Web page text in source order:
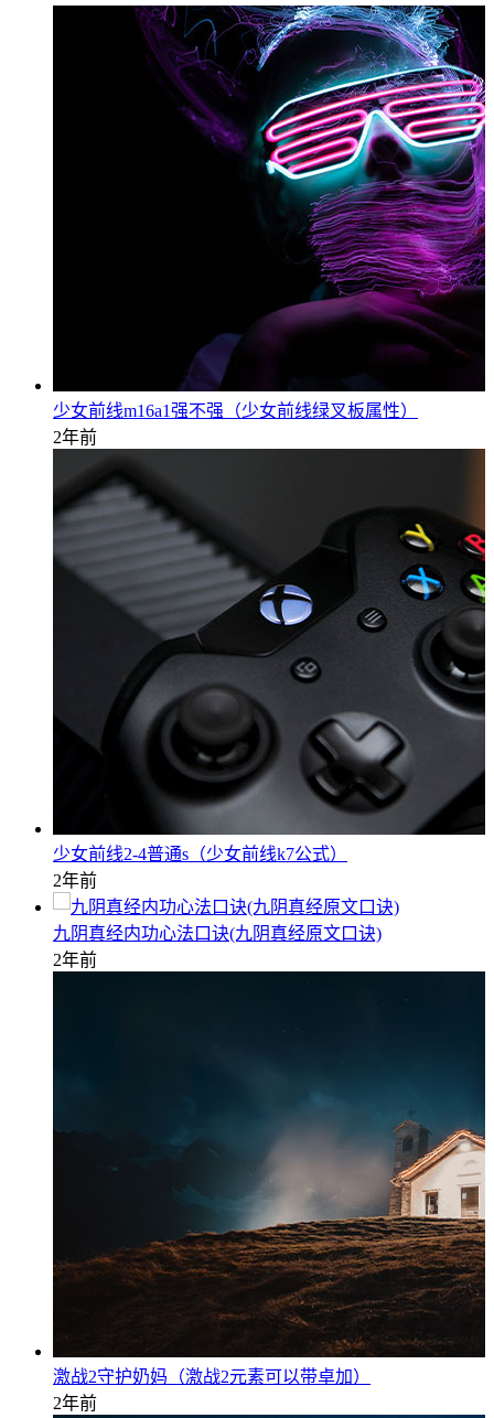
少女前线m16a1强不强（少女前线绿叉板属性）
2年前
少女前线2-4普通s（少女前线k7公式）
2年前
九阴真经内功心法口诀(九阴真经原文口诀)
2年前
激战2守护奶妈（激战2元素可以带卓加）
2年前